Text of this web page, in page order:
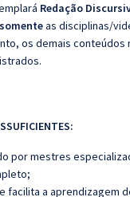
Redação
somenteas disciplinas/
os demais conteúdos
por mestres
facilita a aprendizagem